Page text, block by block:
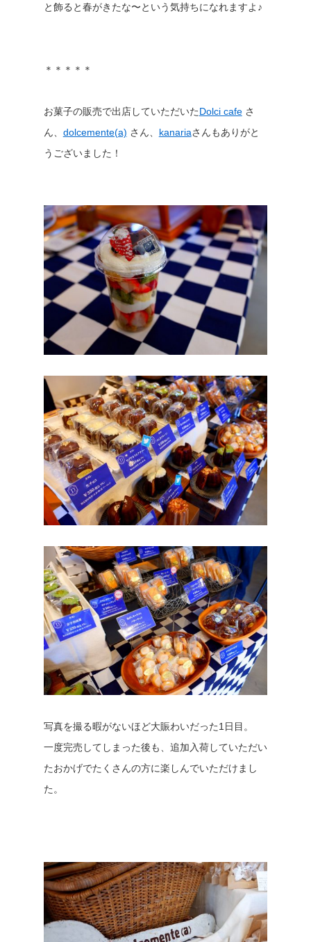
と飾ると春がきたな〜という気持ちになれますよ♪
＊＊＊＊＊
お菓子の販売で出店していただいたDolci cafeさ
ん、 dolcemente(a) さん、 kanariaさんもありがと
うございました！
写真を撮る暇がないほど大賑わいだった1日目。
一度完売してしまった後も、追加入荷していただい
たおかげでたくさんの方に楽しんでいただけまし
た。